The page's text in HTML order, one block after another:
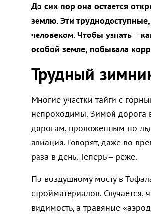
До сих пор она остается
землю. Эти
человеком. Чтобы узнать –
особой земле, побывала
Трудный
Многие участки тайги с
непроходимы. Зимой дорога
дорогам, проложенным по
авиация. Говорят, даже во
раза в день. Теперь – реже.
По воздушному мосту в
стройматериалов.
видимость, а травяные